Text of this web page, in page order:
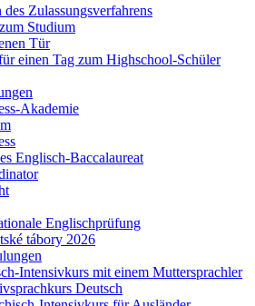
Zulassungsverfahrens
Studium
Tür
einen Tag zum Highschool-Schüler
Akademie
Englisch-Baccalaureat
Englischprüfung
tábory 2026
Intensivkurs mit einem Muttersprachler
Deutsch